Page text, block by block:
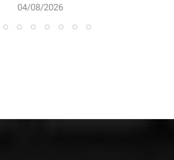
04/08/2026